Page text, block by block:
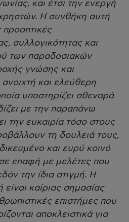
και έτσι την ενεργή
Η συνθήκη αυτή
προοπτικές
συλλογικότητας και
των παραδοσιακών
γνώσης και
και ελεύθερη
υποστηρίζει σθεναρά
με την παραπάνω
την ευκαιρία τόσο στους
τη δουλειά τους,
και ευρύ κοινό
επαφή με μελέτες που
την ίδια στιγμή. Η
καίριας σημασίας
επιστήμες που
αποκλειστικά για